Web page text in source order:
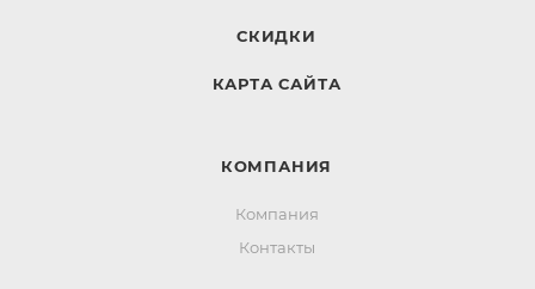
СКИДКИ
КАРТА САЙТА
КОМПАНИЯ
Компания
Контакты